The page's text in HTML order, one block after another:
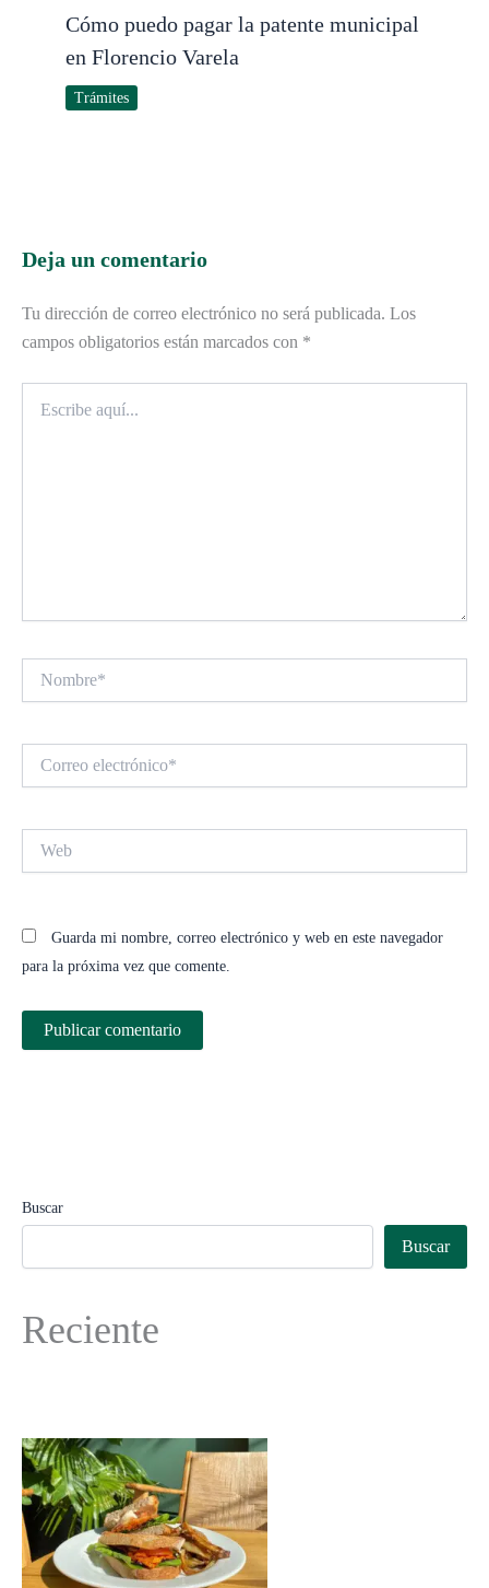
Cómo puedo pagar la patente municipal
en Florencio Varela
Trámites
Deja un comentario
Tu dirección de correo electrónico no será publicada. Los
campos obligatorios están marcados con *
aquí...
electrónico*
Guarda mi nombre, correo electrónico y web en este navegador
para la próxima vez que comente.
Buscar
Buscar
Reciente